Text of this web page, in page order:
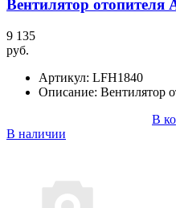
Вентилятор отопителя
9 135
руб.
Артикул: LFH1840
Описание: Вентилятор
В
В наличии